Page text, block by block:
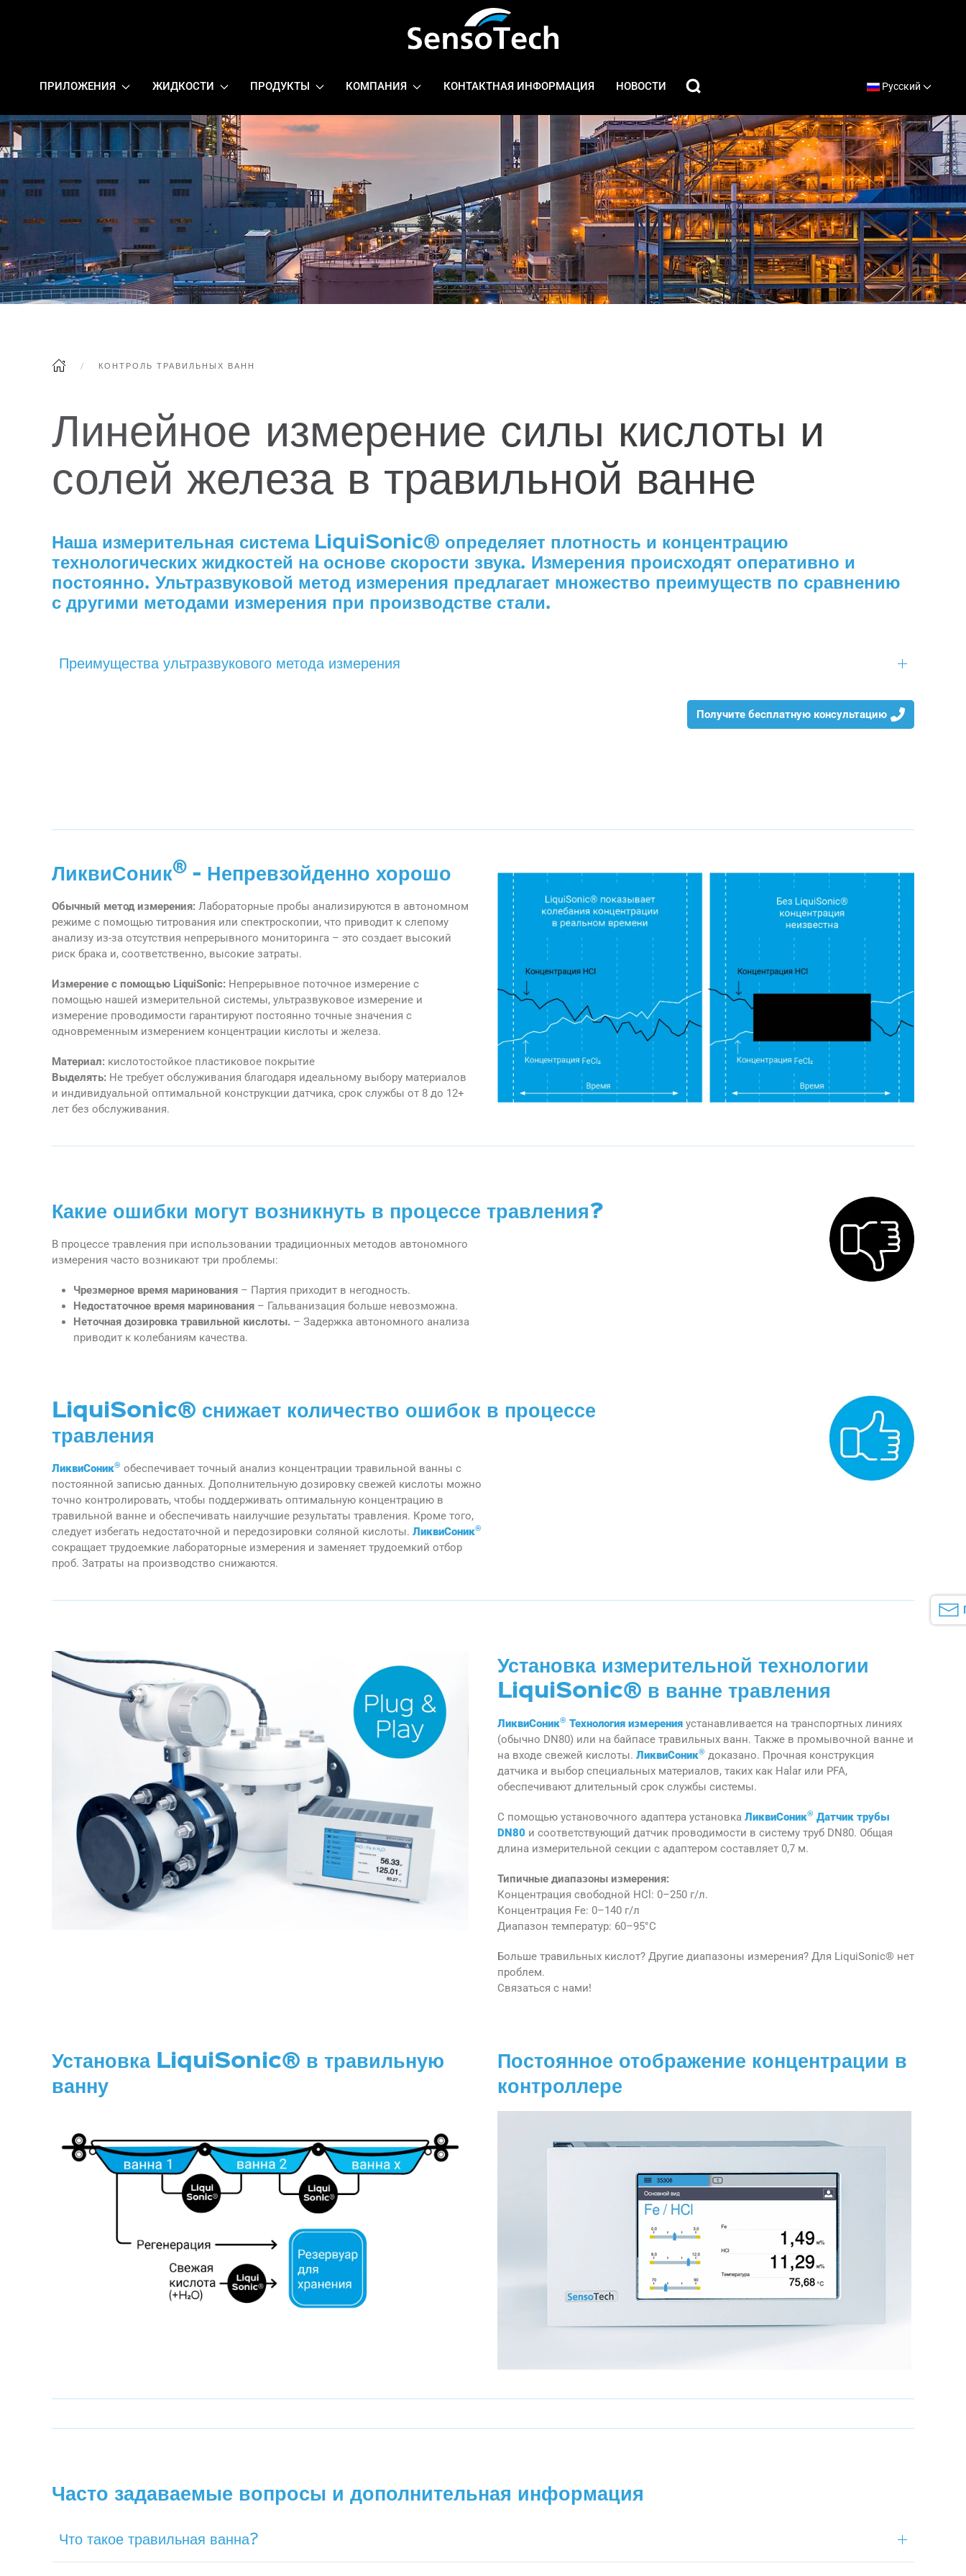
ПРИЛОЖЕНИЯ ЖИДКОСТИ ПРОДУКТЫ КОМПАНИЯ КОНТАКТНАЯ ИНФОРМАЦИЯ НОВОСТИ Русский
КОНТРОЛЬ ТРАВИЛЬНЫХ ВАНН
Линейное измерение силы кислоты и
солей железа в травильной ванне
Наша измерительная система LiquiSonic® определяет плотность и концентрацию
технологических жидкостей на основе скорости звука. Измерения происходят оперативно и
постоянно. Ультразвуковой метод измерения предлагает множество преимуществ по сравнению
с другими методами измерения при производстве стали.
Преимущества ультразвукового метода измерения
Получите бесплатную консультацию
ЛиквиСоник® - Непревзойденно хорошо
Обычный метод измерения: Лабораторные пробы анализируются в автономном
режиме с помощью титрования или спектроскопии, что приводит к слепому
анализу из-за отсутствия непрерывного мониторинга – это создает высокий
риск брака и, соответственно, высокие затраты.
Измерение с помощью LiquiSonic: Непрерывное поточное измерение с
помощью нашей измерительной системы, ультразвуковое измерение и
измерение проводимости гарантируют постоянно точные значения с
одновременным измерением концентрации кислоты и железа.
Материал: кислотостойкое пластиковое покрытие
Выделять: Не требует обслуживания благодаря идеальному выбору материалов
и индивидуальной оптимальной конструкции датчика, срок службы от 8 до 12+
лет без обслуживания.
Какие ошибки могут возникнуть в процессе травления?
В процессе травления при использовании традиционных методов автономного
измерения часто возникают три проблемы:
Чрезмерное время маринования – Партия приходит в негодность.
Недостаточное время маринования – Гальванизация больше невозможна.
Неточная дозировка травильной кислоты. – Задержка автономного анализа
приводит к колебаниям качества.
LiquiSonic® снижает количество ошибок в процессе
травления
ЛиквиСоник® обеспечивает точный анализ концентрации травильной ванны с
постоянной записью данных. Дополнительную дозировку свежей кислоты можно
точно контролировать, чтобы поддерживать оптимальную концентрацию в
травильной ванне и обеспечивать наилучшие результаты травления. Кроме того,
следует избегать недостаточной и передозировки соляной кислоты. ЛиквиСоник®
сокращает трудоемкие лабораторные измерения и заменяет трудоемкий отбор
проб. Затраты на производство снижаются.
Установка измерительной технологии
LiquiSonic® в ванне травления
ЛиквиСоник® Технология измерения устанавливается на транспортных линиях
(обычно DN80) или на байпасе травильных ванн. Также в промывочной ванне и
на входе свежей кислоты. ЛиквиСоник® доказано. Прочная конструкция
датчика и выбор специальных материалов, таких как Halar или PFA,
обеспечивают длительный срок службы системы.
С помощью установочного адаптера установка ЛиквиСоник® Датчик трубы
DN80 и соответствующий датчик проводимости в систему труб DN80. Общая
длина измерительной секции с адаптером составляет 0,7 м.
Типичные диапазоны измерения:
Концентрация свободной HCl: 0–250 г/л.
Концентрация Fe: 0–140 г/л
Диапазон температур: 60–95°C
Больше травильных кислот? Другие диапазоны измерения? Для LiquiSonic® нет
проблем.
Связаться с нами!
Установка LiquiSonic® в травильную
ванну
Постоянное отображение концентрации в
контроллере
Часто задаваемые вопросы и дополнительная информация
Что такое травильная ванна?